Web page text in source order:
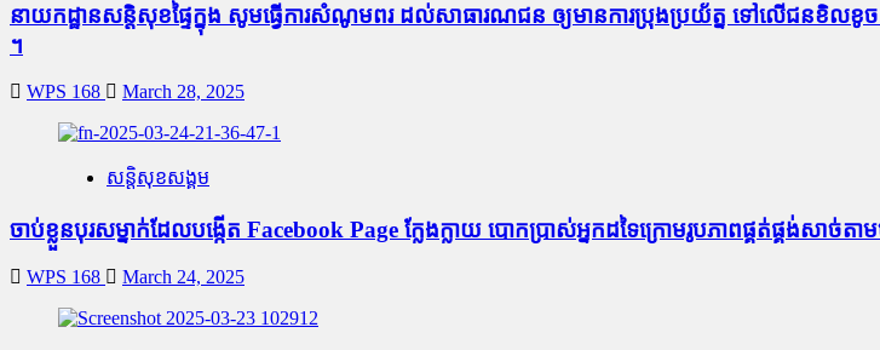
នាយកដ្ឋានសន្តិសុខផ្ទៃក្នុង សូមធ្វើការសំណូមពរ ដល់សាធារណជន ឲ្យមានការប្រុងប្រយ័ត្ន ទៅលើជន
។
WPS 168 March 28, 2025
សន្តិសុខសង្គម
ចាប់ខ្លួនបុរសម្នាក់ដែលបង្កើត Facebook Page ក្លែងក្លាយ បោកប្រាស់អ្នកដទៃក្រោមរូបភាពផ្គត់ផ្គង់
WPS 168 March 24, 2025